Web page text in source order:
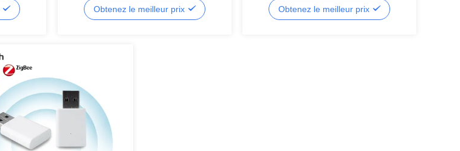
Obtenez le meilleur prix
Obtenez le meilleur prix